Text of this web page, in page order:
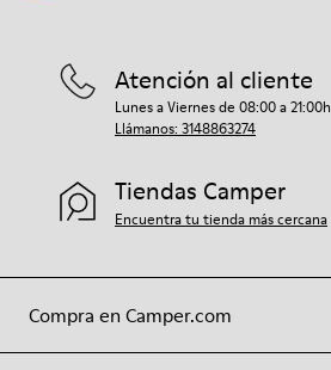
Compra en Camper.com
Atención al cliente
Lunes a Viernes de 08:00 a 21:00h
Llámanos: 3148863274
Tiendas Camper
Encuentra tu tienda más cercana